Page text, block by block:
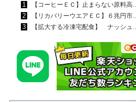
1
【コーヒーＥＣ】止まらない原料高…
2
【リカバリーウエアＥＣ】６兆円市…
3
【拡大する冷凍宅配食】 ナッシュ…